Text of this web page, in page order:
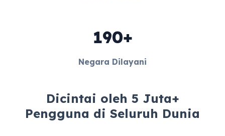
190+
Negara Dilayani
Dicintai oleh 5 Juta+
Pengguna di Seluruh Dunia